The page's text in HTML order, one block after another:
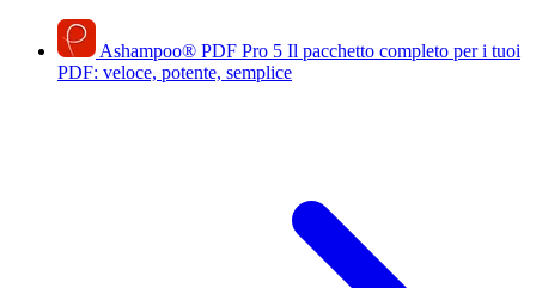
Ashampoo® PDF Pro 5 Il pacchetto completo per i tuoi
PDF: veloce, potente, semplice